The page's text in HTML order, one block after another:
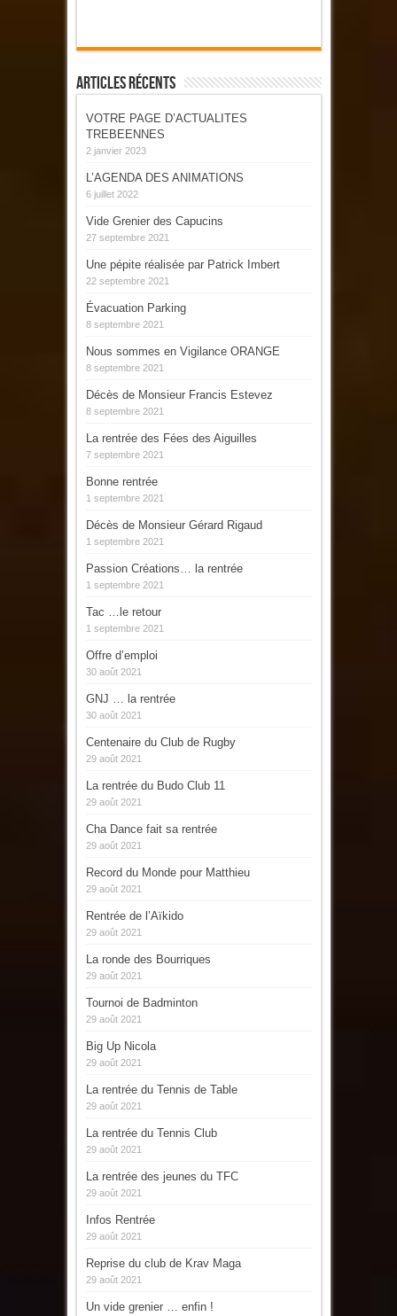
Articles Récents
VOTRE PAGE D’ACTUALITES
TREBEENNES
2 janvier 2023
L’AGENDA DES ANIMATIONS
6 juillet 2022
Vide Grenier des Capucins
27 septembre 2021
Une pépite réalisée par Patrick Imbert
22 septembre 2021
Évacuation Parking
8 septembre 2021
Nous sommes en Vigilance ORANGE
8 septembre 2021
Décès de Monsieur Francis Estevez
8 septembre 2021
La rentrée des Fées des Aiguilles
7 septembre 2021
Bonne rentrée
1 septembre 2021
Décès de Monsieur Gérard Rigaud
1 septembre 2021
Passion Créations… la rentrée
1 septembre 2021
Tac …le retour
1 septembre 2021
Offre d’emploi
30 août 2021
GNJ … la rentrée
30 août 2021
Centenaire du Club de Rugby
29 août 2021
La rentrée du Budo Club 11
29 août 2021
Cha Dance fait sa rentrée
29 août 2021
Record du Monde pour Matthieu
29 août 2021
Rentrée de l’Aïkido
29 août 2021
La ronde des Bourriques
29 août 2021
Tournoi de Badminton
29 août 2021
Big Up Nicola
29 août 2021
La rentrée du Tennis de Table
29 août 2021
La rentrée du Tennis Club
29 août 2021
La rentrée des jeunes du TFC
29 août 2021
Infos Rentrée
29 août 2021
Reprise du club de Krav Maga
29 août 2021
Un vide grenier … enfin !